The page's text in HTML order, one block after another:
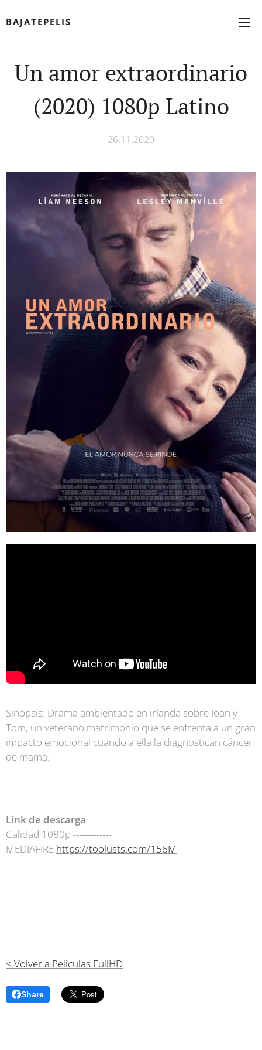
BAJATEPELIS
Un amor extraordinario
(2020) 1080p Latino
26.11.2020
Sinopsis: Drama ambientado en irlanda sobre Joan y
Tom, un veterano matrimonio que se enfrenta a un gran
impacto emocional cuando a ella la diagnostican cáncer
de mama.
Link de descarga
Calidad 1080p -------------
MEDIAFIRE https://toolusts.com/156M
< Volver a Peliculas FullHD
Share